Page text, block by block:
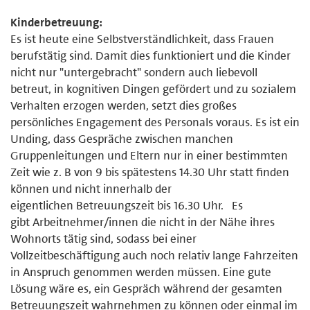
Kinderbetreuung:
Es ist heute eine Selbstverständlichkeit, dass Frauen
berufstätig sind. Damit dies funktioniert und die Kinder
nicht nur "untergebracht" sondern auch liebevoll
betreut, in kognitiven Dingen gefördert und zu sozialem
Verhalten erzogen werden, setzt dies großes
persönliches Engagement des Personals voraus. Es ist ein
Unding, dass Gespräche zwischen manchen
Gruppenleitungen und Eltern nur in einer bestimmten
Zeit wie z. B von 9 bis spätestens 14.30 Uhr statt finden
können und nicht innerhalb der
eigentlichen Betreuungszeit bis 16.30 Uhr. Es
gibt Arbeitnehmer/innen die nicht in der Nähe ihres
Wohnorts tätig sind, sodass bei einer
Vollzeitbeschäftigung auch noch relativ lange Fahrzeiten
in Anspruch genommen werden müssen. Eine gute
Lösung wäre es, ein Gespräch während der gesamten
Betreuungszeit wahrnehmen zu können oder einmal im